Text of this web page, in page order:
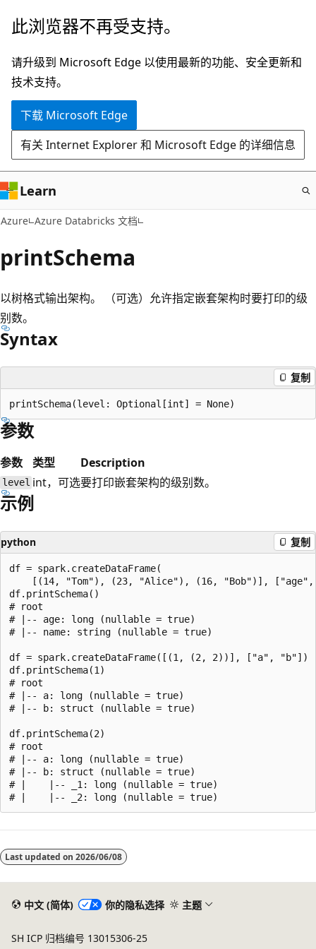
跳
主
要
内
此浏览器不再受支持。
请升级到 Microsoft Edge 以使用最新的功能、安全更新和
技术支持。
下载 Microsoft Edge
有关 Internet Explorer 和 Microsoft Edge 的详细信息
Learn
Azure Azure Databricks 文档
printSchema
以树格式输出架构。 （可选）允许指定嵌套架构时要打印的级
别数。
Syntax
复制
参数
参数 类型 Description
level int，可选要打印嵌套架构的级别数。
示例
python 复制
df = spark.createDataFrame(
[(14, "Tom"), (23, "Alice"), (16, "Bob")],
df.printSchema()
# root
# |-- age: long (nullable = true)
# |-- name: string (nullable = true)
df = spark.createDataFrame([(1, (2, 2))], ["a", "b"])
df.printSchema(1)
# root
# |-- a: long (nullable = true)
# |-- b: struct (nullable = true)
df.printSchema(2)
# root
# |-- a: long (nullable = true)
# |-- b: struct (nullable = true)
# |    |-- _1: long (nullable = true)
模
式
Last updated on 2026/06/08
中文 (简体) 你的隐私选择 主题
SH ICP 归档编号 13015306-25